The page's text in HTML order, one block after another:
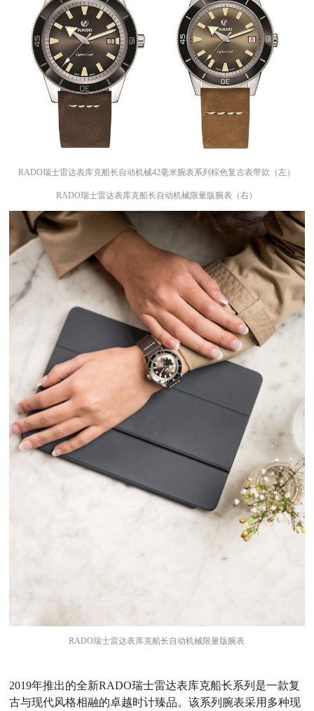
RADO瑞士雷达表库克船长自动机械42毫米腕表系列棕色复古表带款（左）
RADO瑞士雷达表库克船长自动机械限量版腕表（右）
RADO瑞士雷达表库克船长自动机械限量版腕表
2019年推出的全新RADO瑞士雷达表库克船长系列是一款复
古与现代风格相融的卓越时计臻品。该系列腕表采用多种现